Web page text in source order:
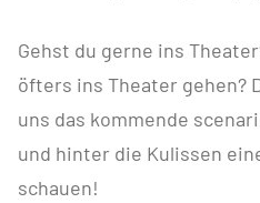
Gehst du gerne ins
öfters ins Theater gehen?
uns das kommende
und hinter die Kulissen
schauen!